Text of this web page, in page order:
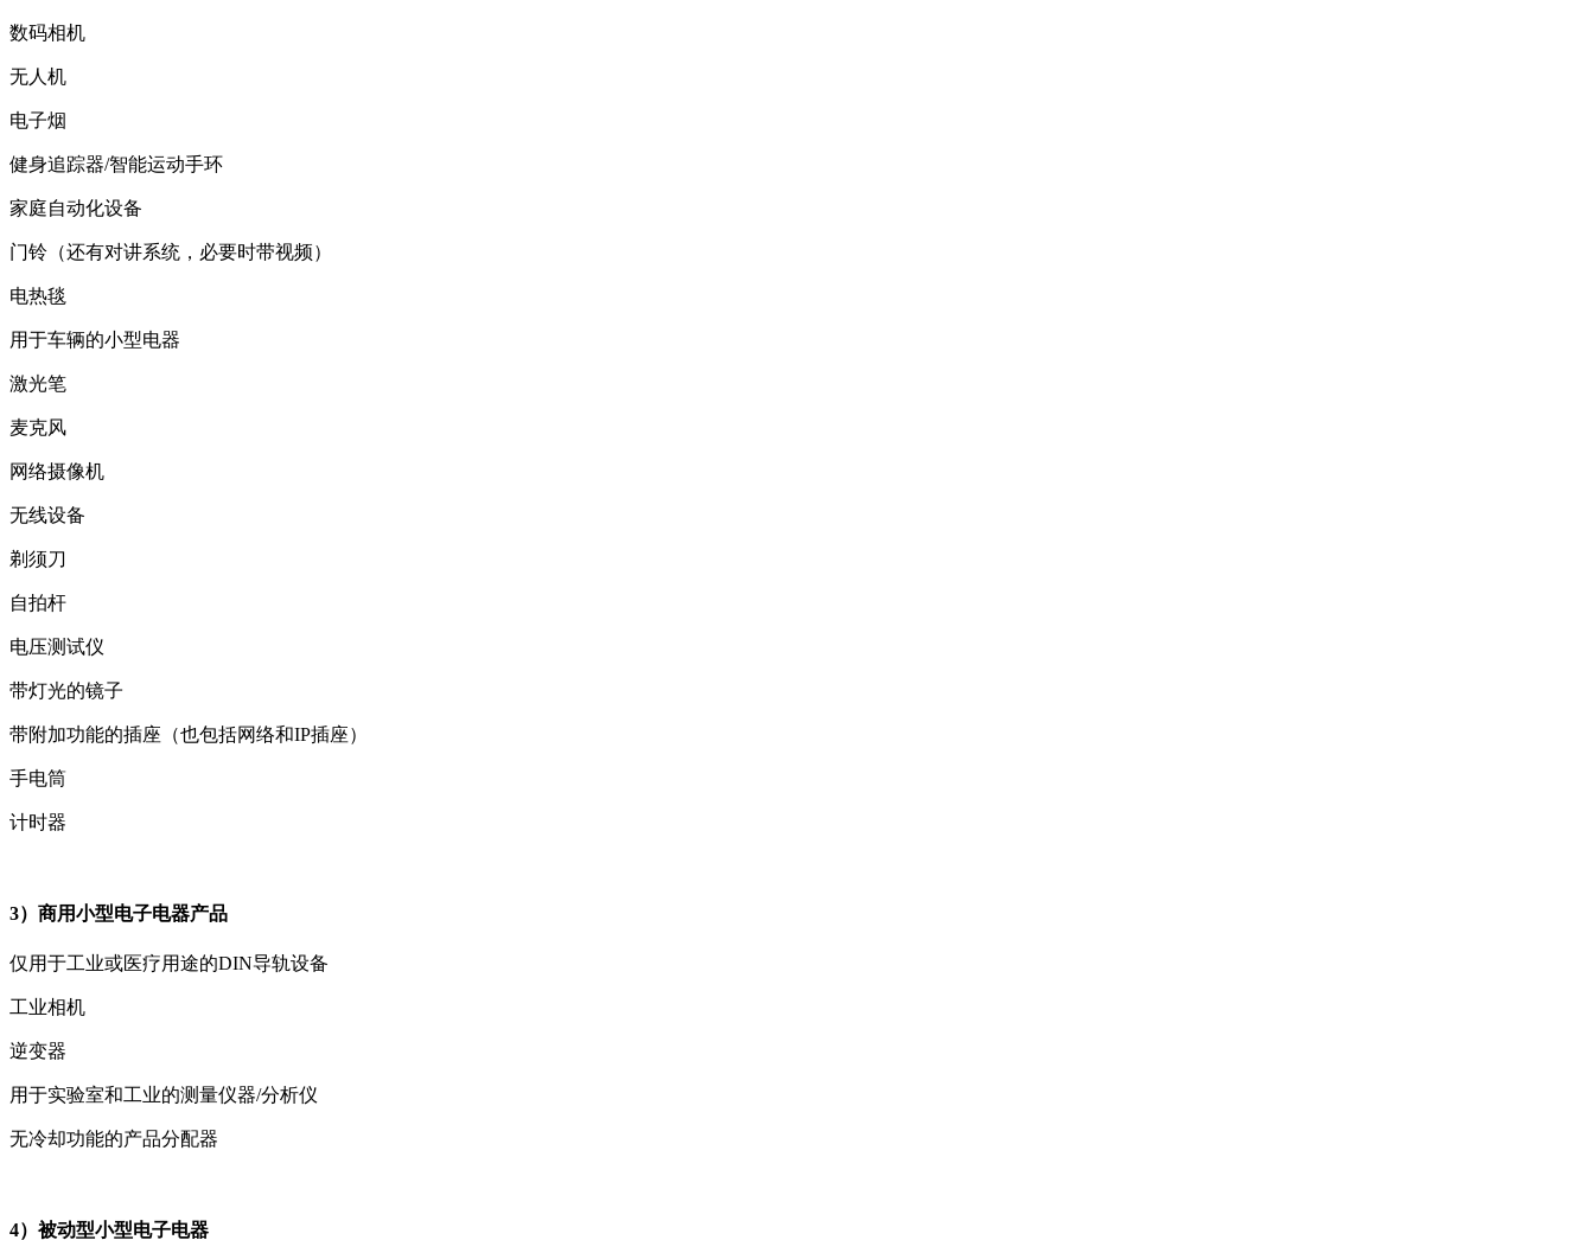
数码相机
无人机
电子烟
健身追踪器/智能运动手环
家庭自动化设备
门铃（还有对讲系统，必要时带视频）
电热毯
用于车辆的小型电器
激光笔
麦克风
网络摄像机
无线设备
剃须刀
自拍杆
电压测试仪
带灯光的镜子
带附加功能的插座（也包括网络和IP插座）
手电筒
计时器
3）商用小型电子电器产品
仅用于工业或医疗用途的DIN导轨设备
工业相机
逆变器
用于实验室和工业的测量仪器/分析仪
无冷却功能的产品分配器
4）被动型小型电子电器